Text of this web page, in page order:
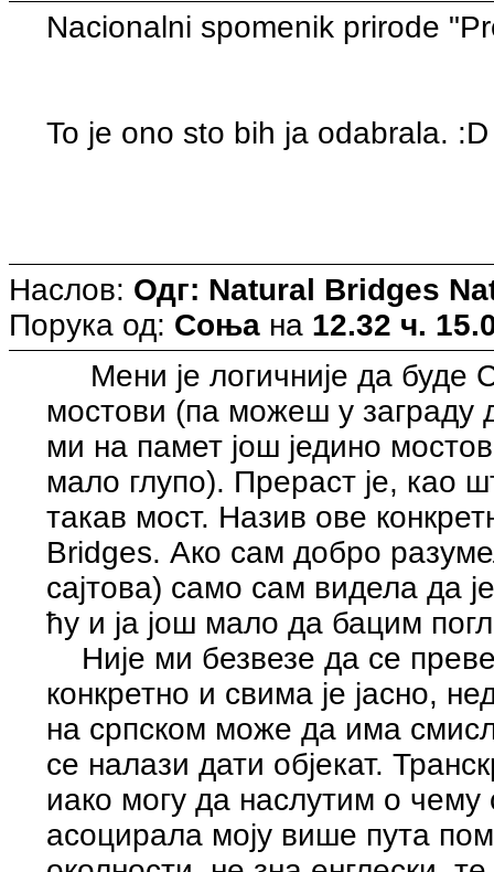
Nacionalni spomenik prirode
To je ono sto bih ja odabrala. :D
Наслов: Одг: Natural Bridges
Порука од: Соња на 12.32 ч.
Мени је логичније да буде
мостови (па можеш у заграду
ми на памет још једино
мало глупо). Прераст је, као
такав мост. Назив ове
Bridges. Ако сам добро
сајтова) само сам видела да
ћу и ја још мало да бацим
Није ми безвезе да се
конкретно и свима је јасно,
на српском може да има
се налази дати објекат.
иако могу да наслутим о
асоцирала моју више пута